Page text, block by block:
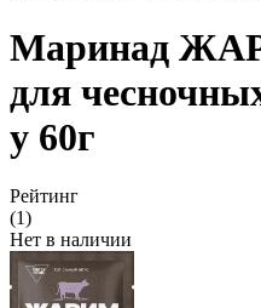
Маринад
для
у 60г
Рейтинг
(1)
Нет в наличии